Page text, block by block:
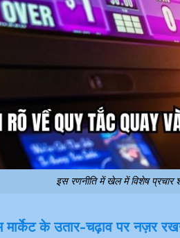
इस रणनीति में खेल में विशेष प्रचार
मार्केट के उतार-चढ़ाव पर नज़र